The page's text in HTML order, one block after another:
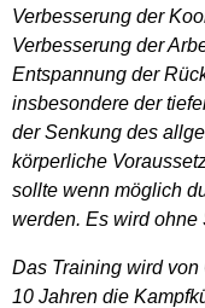
Verbesserung der
Verbesserung der
Entspannung der
insbesondere der
der Senkung des
körperliche
sollte wenn möglich
werden. Es wird ohne
Das Training wird
10 Jahren die